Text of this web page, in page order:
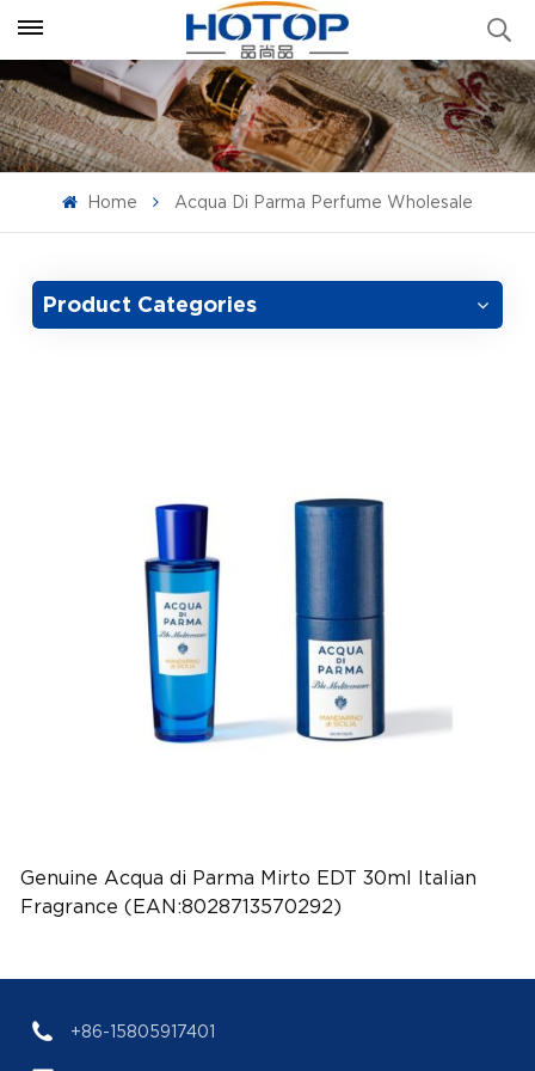
Home Acqua Di Parma Perfume Wholesale
Product Categories
Genuine Acqua di Parma Mirto EDT 30ml Italian
Fragrance (EAN:8028713570292)
+86-15805917401